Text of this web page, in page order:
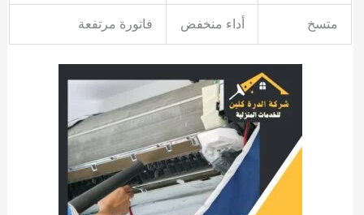
متسخ أداء منخفض فاتورة مرتفعة